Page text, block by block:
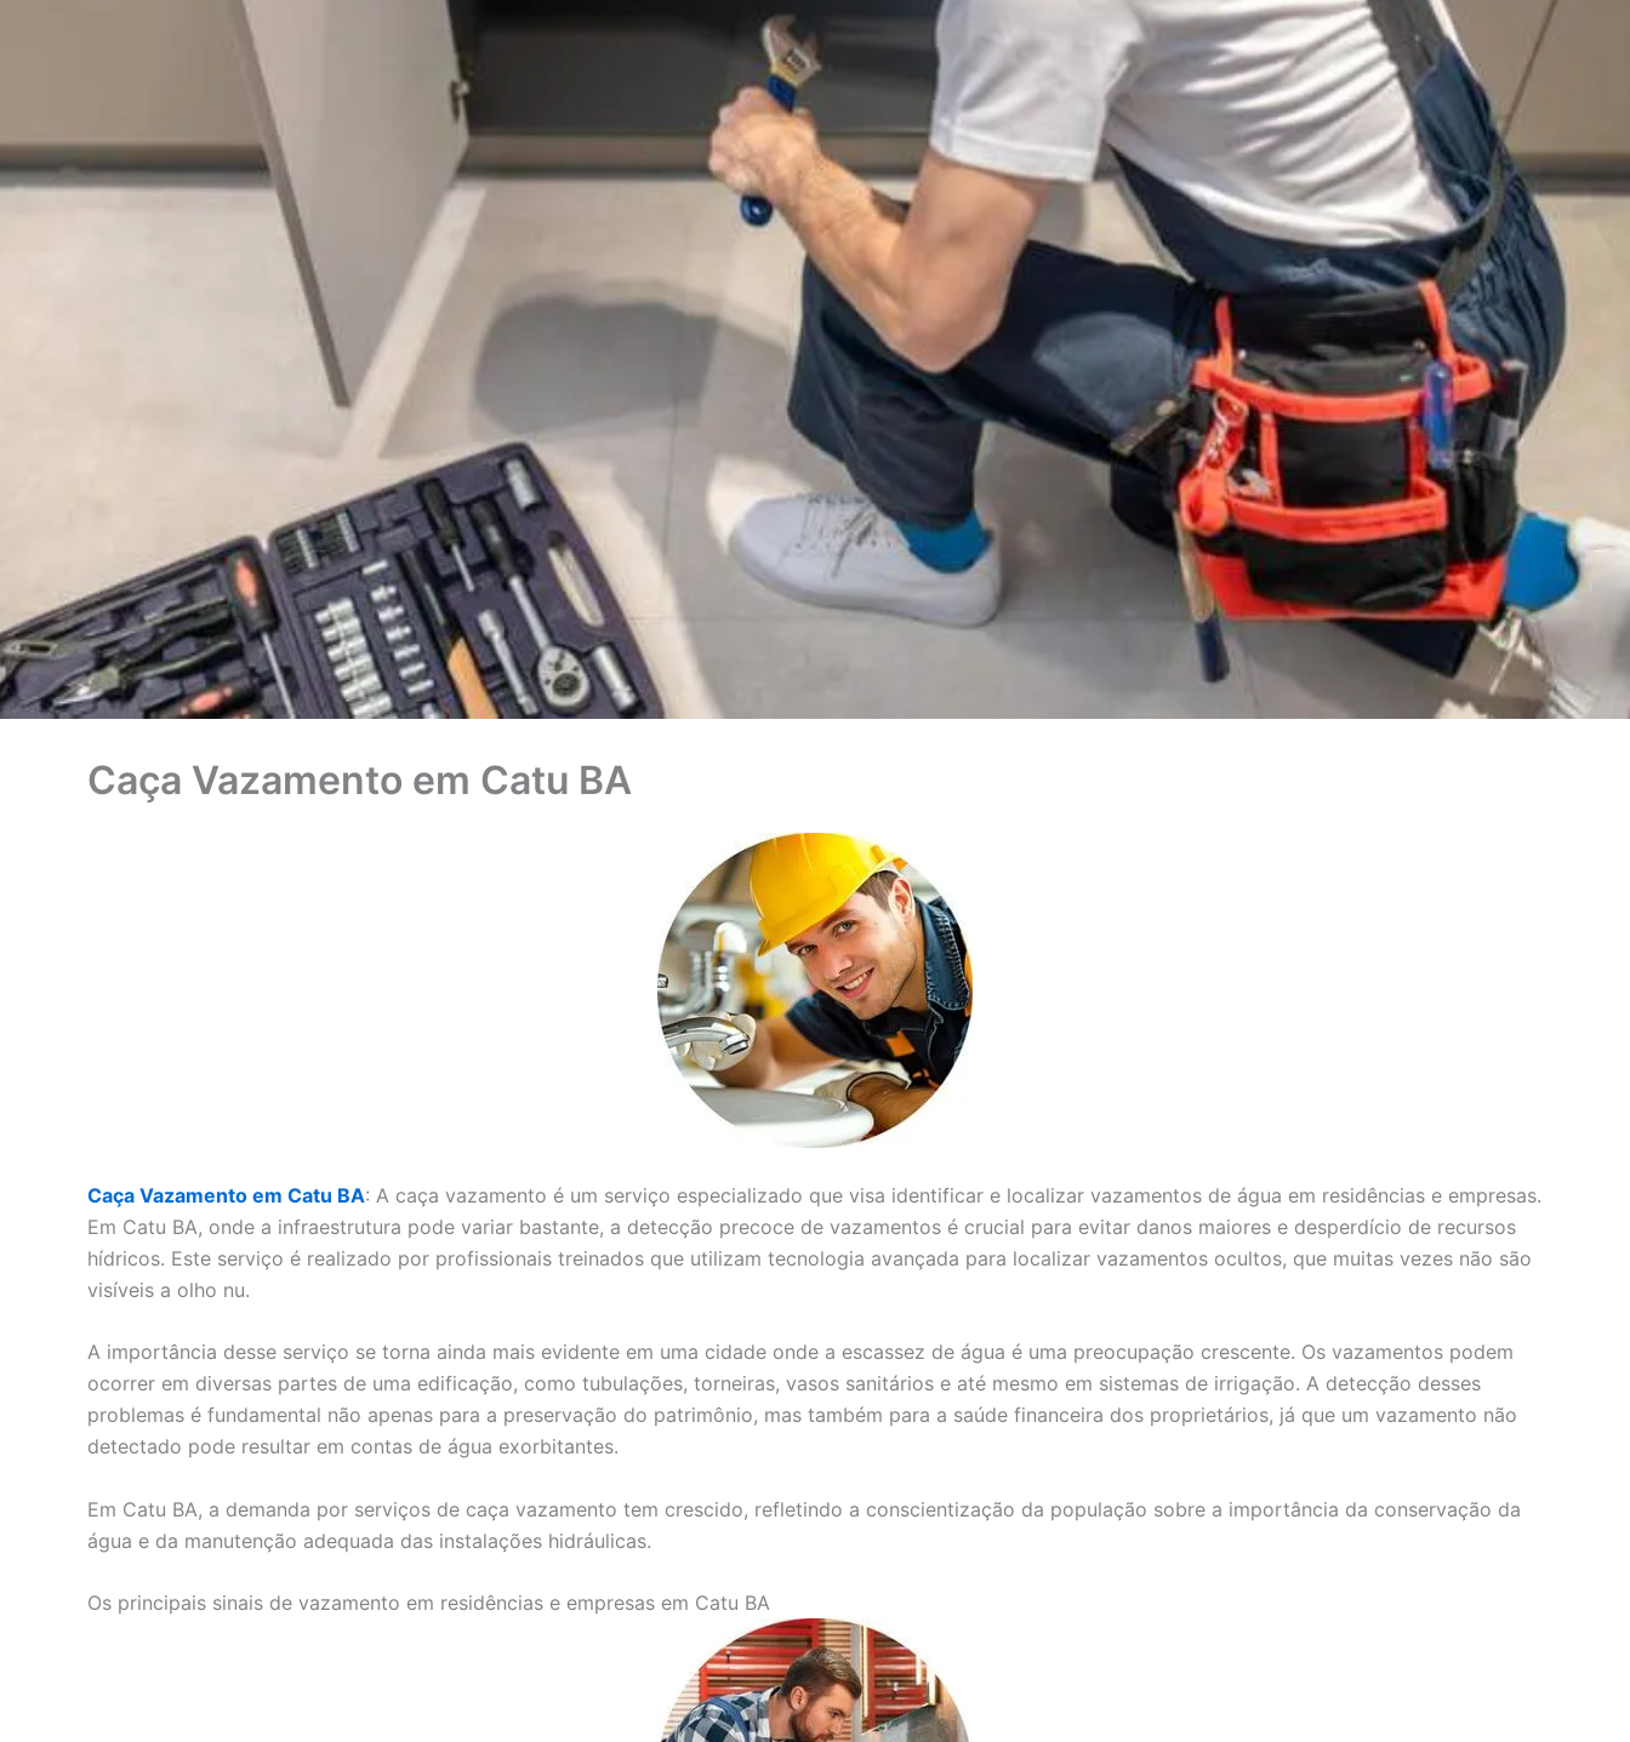
Caça Vazamento em Catu BA
Caça Vazamento em Catu BA: A caça vazamento é um serviço especializado que visa identificar e localizar vazamentos de água em residências e empresas.
Em Catu BA, onde a infraestrutura pode variar bastante, a detecção precoce de vazamentos é crucial para evitar danos maiores e desperdício de recursos
hídricos. Este serviço é realizado por profissionais treinados que utilizam tecnologia avançada para localizar vazamentos ocultos, que muitas vezes não são
visíveis a olho nu.
A importância desse serviço se torna ainda mais evidente em uma cidade onde a escassez de água é uma preocupação crescente. Os vazamentos podem
ocorrer em diversas partes de uma edificação, como tubulações, torneiras, vasos sanitários e até mesmo em sistemas de irrigação. A detecção desses
problemas é fundamental não apenas para a preservação do patrimônio, mas também para a saúde financeira dos proprietários, já que um vazamento não
detectado pode resultar em contas de água exorbitantes.
Em Catu BA, a demanda por serviços de caça vazamento tem crescido, refletindo a conscientização da população sobre a importância da conservação da
água e da manutenção adequada das instalações hidráulicas.
Os principais sinais de vazamento em residências e empresas em Catu BA